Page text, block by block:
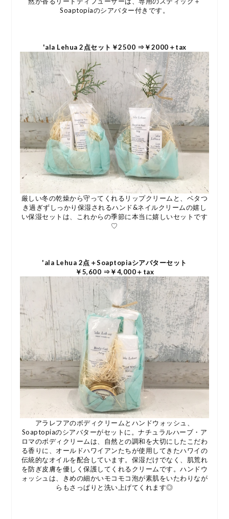
Soaptopiaのシアバター付きです。
'ala Lehua 2点セット￥2500 ⇒￥2000＋tax
厳しい冬の乾燥から守ってくれるリップクリームと、ベタつ
き過ぎずしっかり保湿されるハンド&ネイルクリームの嬉し
い保湿セットは、これからの季節に本当に嬉しいセットです
♡
'ala Lehua 2点＋Soaptopiaシアバターセット
￥5,600 ⇒￥4,000＋tax
アラレフアのボディクリームとハンドウォッシュ、
Soaptopiaのシアバターがセットに。ナチュラルハーブ・ア
ロマのボディクリームは、自然との調和を大切にしたこだわ
る香りに、オールドハワイアンたちが使用してきたハワイの
伝統的なオイルを配合しています。保湿だけでなく、肌荒れ
を防ぎ皮膚を優しく保護してくれるクリームです。ハンドウ
ォッシュは、きめの細かいモコモコ泡が素肌をいたわりなが
らもさっぱりと洗い上げてくれます◎